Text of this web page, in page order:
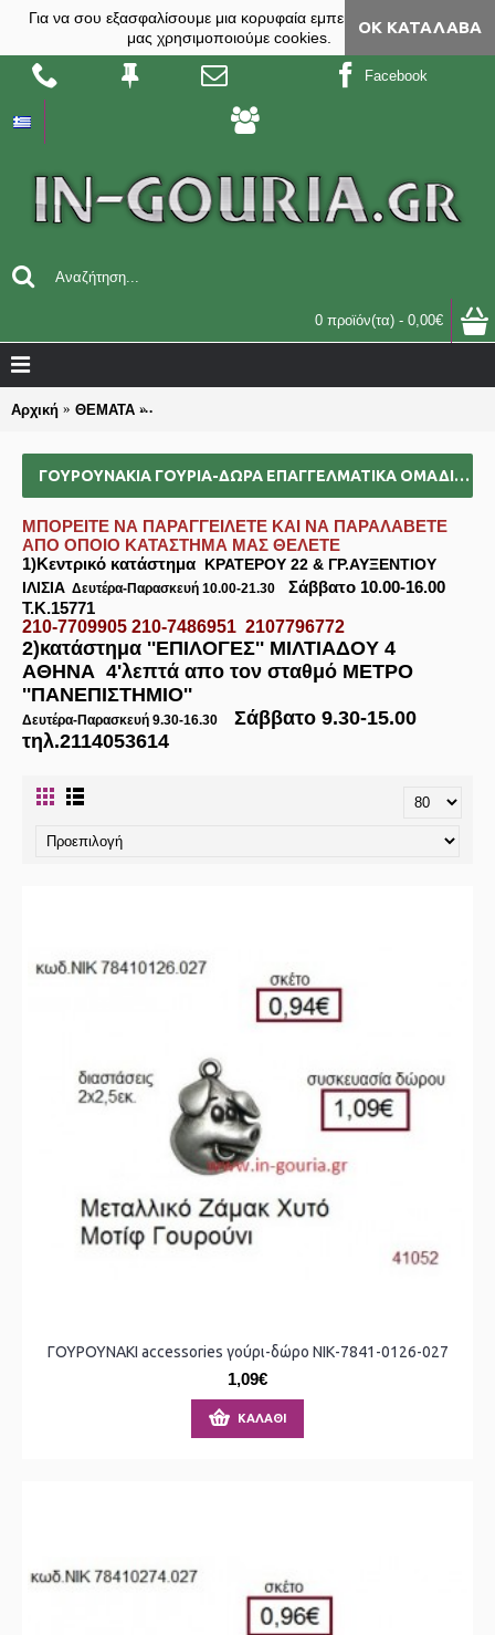
Για να σου εξασφαλίσουμε μια κορυφαία εμπειρία, στο site
μας χρησιμοποιούμε cookies.
ΟΚ ΚΑΤΆΛΑΒΑ
Facebook
0 προϊόν(τα) - 0,00€
Αρχική ΘΕΜΑΤΑ ΓΟΥΡΟΥΝΑΚIA γούρια-δώρα επαγγελματικά
ΓΟΥΡΟΥΝΑΚIA ΓΟΎΡΙΑ-ΔΏΡΑ ΕΠΑΓΓΕΛΜΑΤΙΚΆ ΟΜΑΔΙΚΆ ΕΠΙΧΕΙΡΗΜΑΤΙΚΆ ΓΙΑ BAZZAR ΣΧΟΛΕΊΑ ΣΥΛΛΌΓΟΥΣ 2025
ΜΠΟΡΕΙΤΕ ΝΑ ΠΑΡΑΓΓΕΙΛΕΤΕ ΚΑΙ ΝΑ ΠΑΡΑΛΑΒΕΤΕ
ΑΠΟ ΟΠΟΙΟ ΚΑΤΑΣΤΗΜΑ ΜΑΣ ΘΕΛΕΤΕ
1)Κεντρικό κατάστημα ΚΡΑΤΕΡΟΥ 22 & ΓΡ.ΑΥΞΕΝΤΙΟΥ
ΙΛΙΣΙΑ Δευτέρα-Παρασκευή 10.00-21.30
Σάββατο 10.00-16.00
Τ.Κ.15771
210-7709905 210-7486951 2107796772
2)κατάστημα ''ΕΠΙΛΟΓΕΣ'' ΜΙΛΤΙΑΔΟΥ 4
ΑΘΗΝΑ 4'λεπτά απο τον σταθμό ΜΕΤΡΟ
''ΠΑΝΕΠΙΣΤΗΜΙΟ''
Δευτέρα-Παρασκευή 9.30-16.30
Σάββατο 9.30-15.00
τηλ.2114053614
ΓΟΥΡΟΥΝΑΚΙ accessories γούρι-δώρο ΝΙΚ-7841-0126-027
1,09€
ΚΑΛΆΘΙ